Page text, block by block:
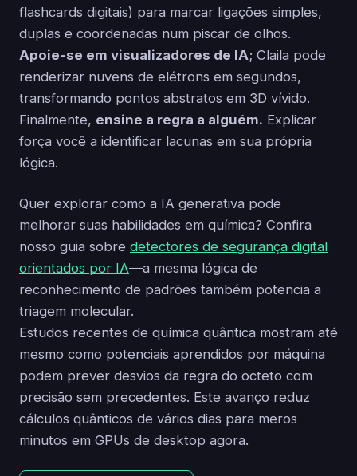
flashcards digitais) para marcar ligações simples,
duplas e coordenadas num piscar de olhos.
Apoie-se em visualizadores de IA; Claila pode
renderizar nuvens de elétrons em segundos,
transformando pontos abstratos em 3D vívido.
Finalmente, ensine a regra a alguém. Explicar
força você a identificar lacunas em sua própria
lógica.
Quer explorar como a IA generativa pode
melhorar suas habilidades em química? Confira
nosso guia sobre detectores de segurança digital
orientados por IA—a mesma lógica de
reconhecimento de padrões também potencia a
triagem molecular.
Estudos recentes de química quântica mostram até
mesmo como potenciais aprendidos por máquina
podem prever desvios da regra do octeto com
precisão sem precedentes. Este avanço reduz
cálculos quânticos de vários dias para meros
minutos em GPUs de desktop agora.